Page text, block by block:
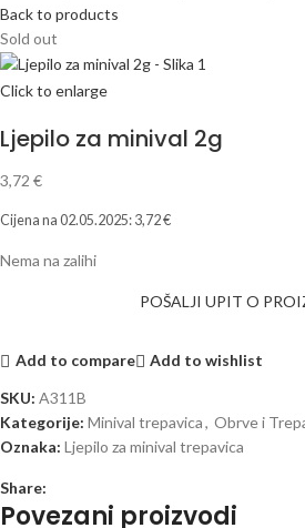
Back to products
Sold out
Click to enlarge
Ljepilo za minival 2g
3,72 €
Cijena na 02.05.2025: 3,72€
Nema na zalihi
POŠALJI UPIT O
Add to compare
Add to wishlist
SKU: A311B
Kategorije: Minival trepavica, Obrve i
Oznaka: Ljepilo za minival trepavica
Share:
Povezani proizvodi